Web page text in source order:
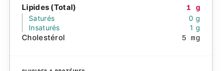
Lipides (Total)
1 g
Saturés
0 g
Insaturés
1 g
Cholestérol 5 mg